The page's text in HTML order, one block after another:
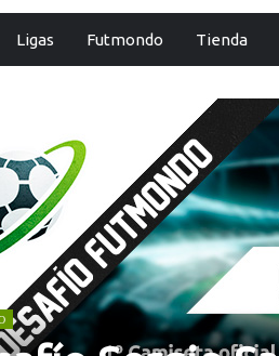
Ligas Futmondo Tienda